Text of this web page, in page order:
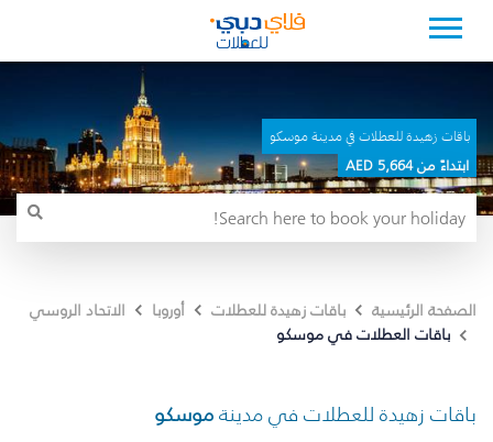
باقات زهيدة للعطلات في مدينة موسكو
ابتداءً من 5,664 AED
الصفحة الرئيسية باقات زهيدة للعطلات أوروبا
الاتحاد الروسي
باقات العطلات في موسكو
باقات زهيدة للعطلات في مدينةموسكو